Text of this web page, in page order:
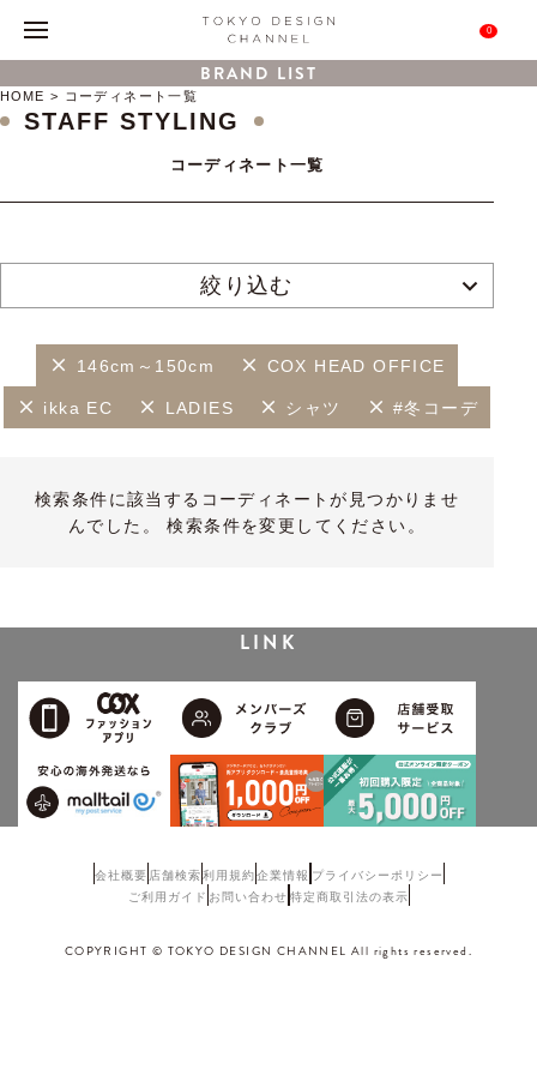
0
BRAND LIST
HOME コーディネート一覧
STAFF STYLING
コーディネート一覧
絞り込む
146cm～150cm COX HEAD OFFICE
ikka EC LADIES シャツ #冬コーデ
検索条件に該当するコーディネートが見つかりませ
んでした。 検索条件を変更してください。
LINK
会社概要 店舗検索利用規約企業情報 プライバシーポリシー
ご利用ガイド お問い合わせ 特定商取引法の表示
COPYRIGHT © TOKYO DESIGN CHANNEL All rights reserved.